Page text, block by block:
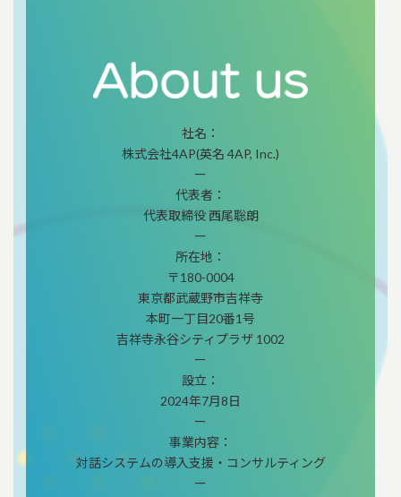
社名：
株式会社4AP(英名 4AP, Inc.)
ー
代表者：
代表取締役 西尾聡朗
ー
所在地：
〒180-0004
東京都武蔵野市吉祥寺
本町一丁目20番1号
吉祥寺永谷シティプラザ 1002
ー
設立：
2024年7月8日
ー
事業内容：
対話システムの導入支援・コンサルティング
ー